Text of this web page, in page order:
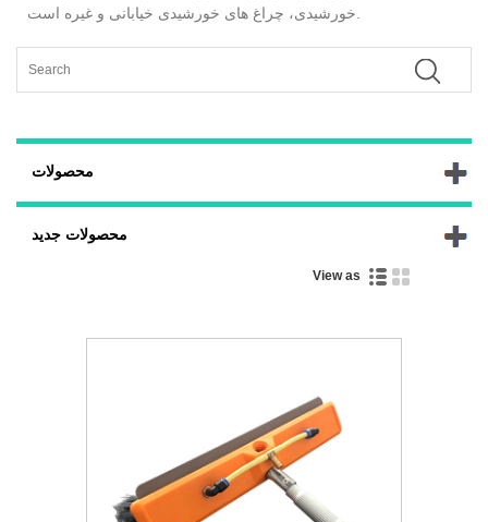
خورشیدی، چراغ های خورشیدی خیابانی و غیره است.
محصولات
محصولات جدید
View as